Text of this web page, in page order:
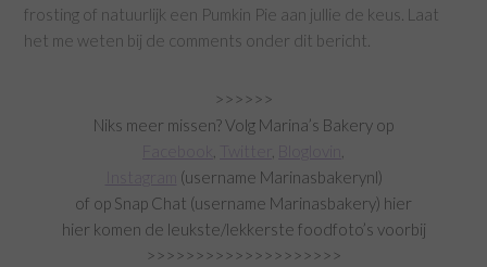
frosting of natuurlijk een Pumkin Pie aan jullie de keus. Laat
het me weten bij de comments onder dit bericht.
>>>>>>
Niks meer missen? Volg Marina’s Bakery op
Bloglovin
Instagram
(username Marinasbakerynl)
of op Snap Chat (username Marinasbakery) hier
hier komen de leukste/lekkerste foodfoto’s voorbij
>>>>>>>>>>>>>>>>>>>>